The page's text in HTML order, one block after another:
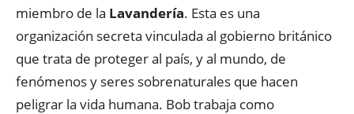
miembro de la Lavandería. Esta es una
organización secreta vinculada al gobierno británico
que trata de proteger al país, y al mundo, de
fenómenos y seres sobrenaturales que hacen
peligrar la vida humana. Bob trabaja como